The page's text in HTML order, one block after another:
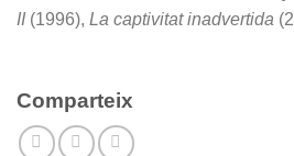
II(1996), La captivitat inadvertida
Comparteix